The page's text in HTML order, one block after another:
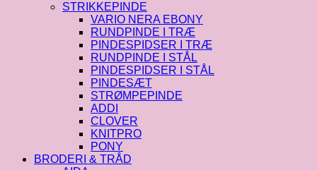
STRIKKEPINDE
VARIO NERA EBONY
RUNDPINDE I TRÆ
PINDESPIDSER I TRÆ
RUNDPINDE I STÅL
PINDESPIDSER I STÅL
PINDESÆT
STRØMPEPINDE
ADDI
CLOVER
KNITPRO
PONY
BRODERI & TRÅD